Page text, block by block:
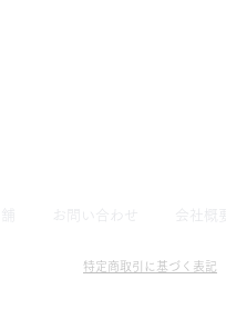
会社概要
特定商取引に基づく表記